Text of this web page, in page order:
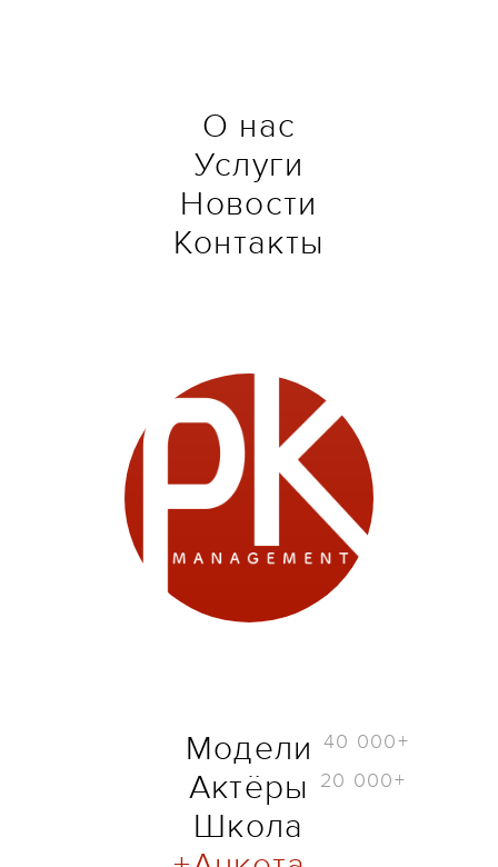
О нас
Услуги
Новости
Контакты
Модели 40 000+
Актёры 20 000+
Школа